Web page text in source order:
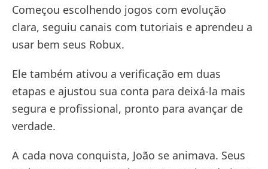
Começou escolhendo jogos com evolução
clara, seguiu canais com tutoriais e aprendeu a
usar bem seus Robux.
Ele também ativou a verificação em duas
etapas e ajustou sua conta para deixá-la mais
segura e profissional, pronto para avançar de
verdade.
A cada nova conquista, João se animava. Seus